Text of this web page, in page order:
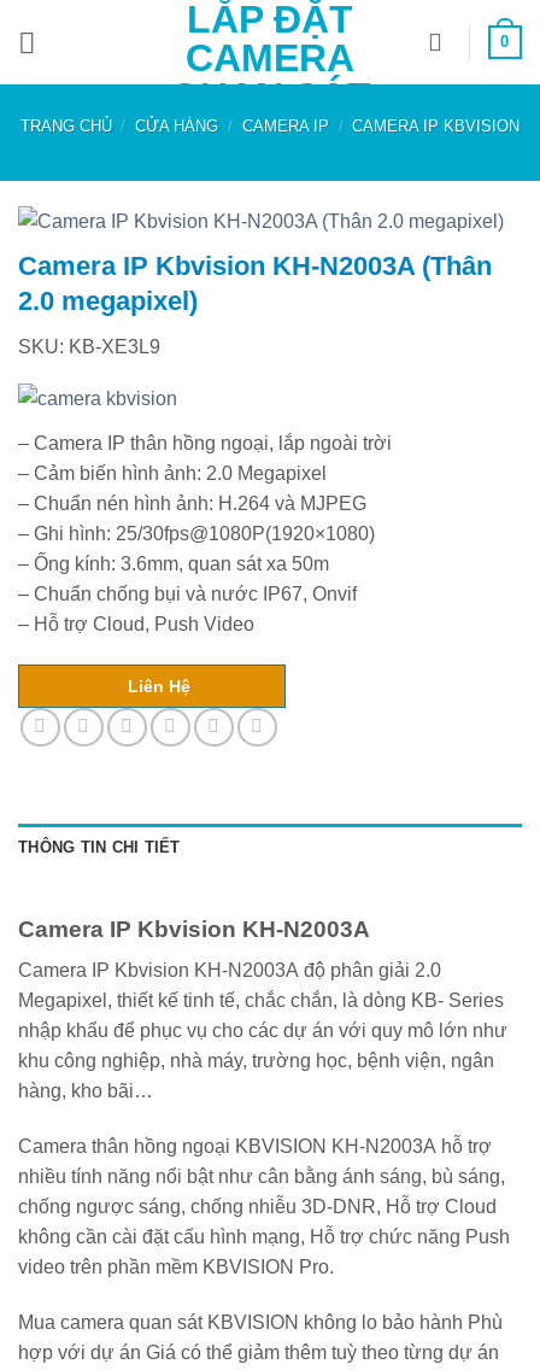
LẮP ĐẶT
CAMERA
QUAN SÁT
0
TRANG CHỦ / CỬA HÀNG / CAMERA IP / CAMERA IP KBVISION
Camera IP Kbvision KH-N2003A (Thân
2.0 megapixel)
SKU: KB-XE3L9
– Camera IP thân hồng ngoại, lắp ngoài trời
– Cảm biến hình ảnh: 2.0 Megapixel
– Chuẩn nén hình ảnh: H.264 và MJPEG
– Ghi hình: 25/30fps@1080P(1920×1080)
– Ống kính: 3.6mm, quan sát xa 50m
– Chuẩn chống bụi và nước IP67, Onvif
– Hỗ trợ Cloud, Push Video
Liên Hệ
THÔNG TIN CHI TIẾT
Camera IP Kbvision KH-N2003A
Camera IP Kbvision KH-N2003A độ phân giải 2.0
Megapixel, thiết kế tinh tế, chắc chắn, là dòng KB- Series
nhập khẩu để phục vụ cho các dự án với quy mô lớn như
khu công nghiệp, nhà máy, trường học, bệnh viện, ngân
hàng, kho bãi…
Camera thân hồng ngoại KBVISION KH-N2003A hỗ trợ
nhiều tính năng nổi bật như cân bằng ánh sáng, bù sáng,
chống ngược sáng, chống nhiễu 3D-DNR, Hỗ trợ Cloud
không cần cài đặt cấu hình mạng, Hỗ trợ chức năng Push
video trên phần mềm KBVISION Pro.
Mua camera quan sát KBVISION không lo bảo hành Phù
hợp với dự án Giá có thể giảm thêm tuỳ theo từng dự án